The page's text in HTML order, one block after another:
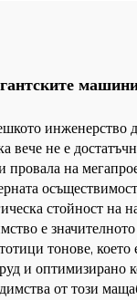
инженерство
вече не е
провала на
стойност на
е
тонове,
и оптимизирано
от този